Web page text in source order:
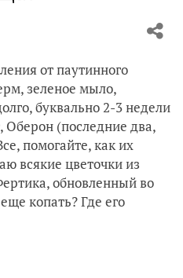
от паутинного
зеленое мыло,
буквально 2-3 недели
Оберон (последние два,
помогайте, как их
всякие цветочки из
обновленный во
копать? Где его